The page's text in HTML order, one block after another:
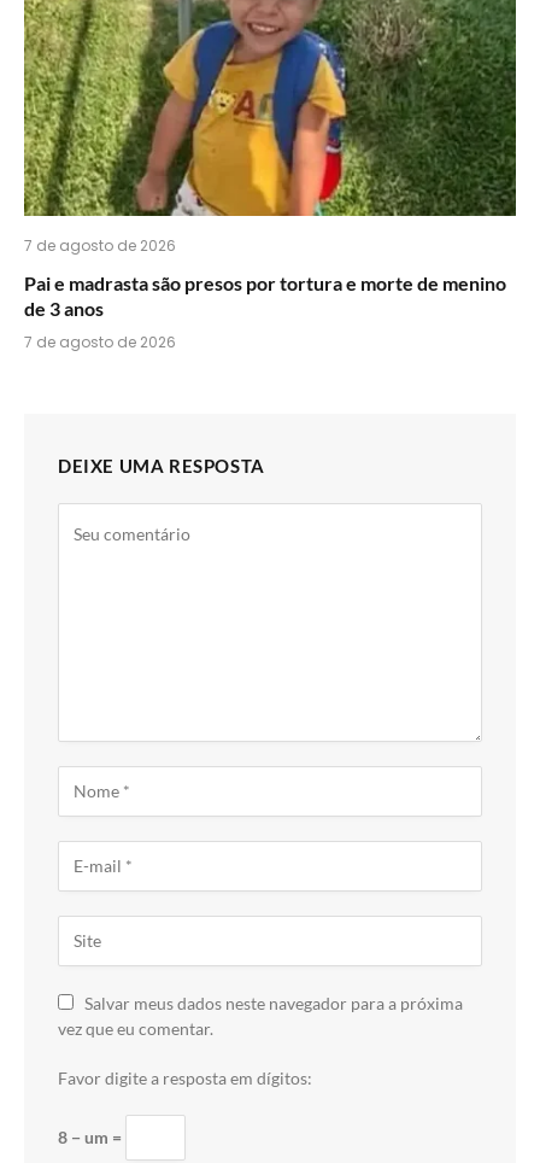
7 de agosto de 2026
Pai e madrasta são presos por tortura e morte de menino
de 3 anos
7 de agosto de 2026
DEIXE UMA RESPOSTA
Salvar meus dados neste navegador para a próxima
vez que eu comentar.
Favor digite a resposta em dígitos:
8 − um =